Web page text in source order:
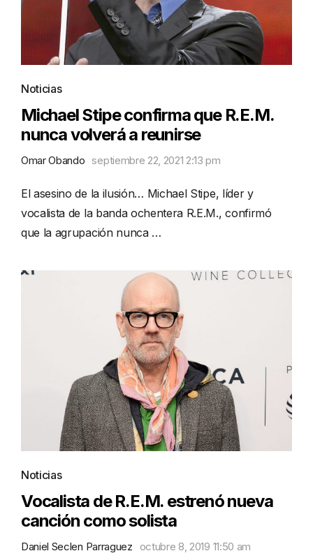
Noticias
Michael Stipe confirma que R.E.M.
nunca volverá a reunirse
Omar Obando septiembre 22, 2021 2:13 pm
El asesino de la ilusión… Michael Stipe, líder y
vocalista de la banda ochentera R.E.M., confirmó
que la agrupación nunca …
Noticias
Vocalista de R.E.M. estrenó nueva
canción como solista
Daniel Seclen Parraguez octubre 8, 2019 11:50 am